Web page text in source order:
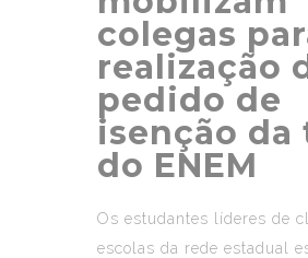
colegas
realização
pedido de
isenção da
do ENEM
Os estudantes líderes de
escolas da rede estadual